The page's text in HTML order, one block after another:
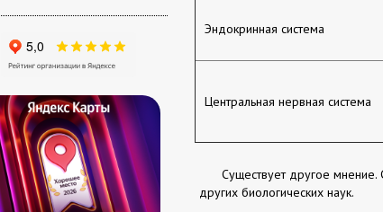
Эндокринная система
Центральная нервная система
Существует другое
других биологических наук.